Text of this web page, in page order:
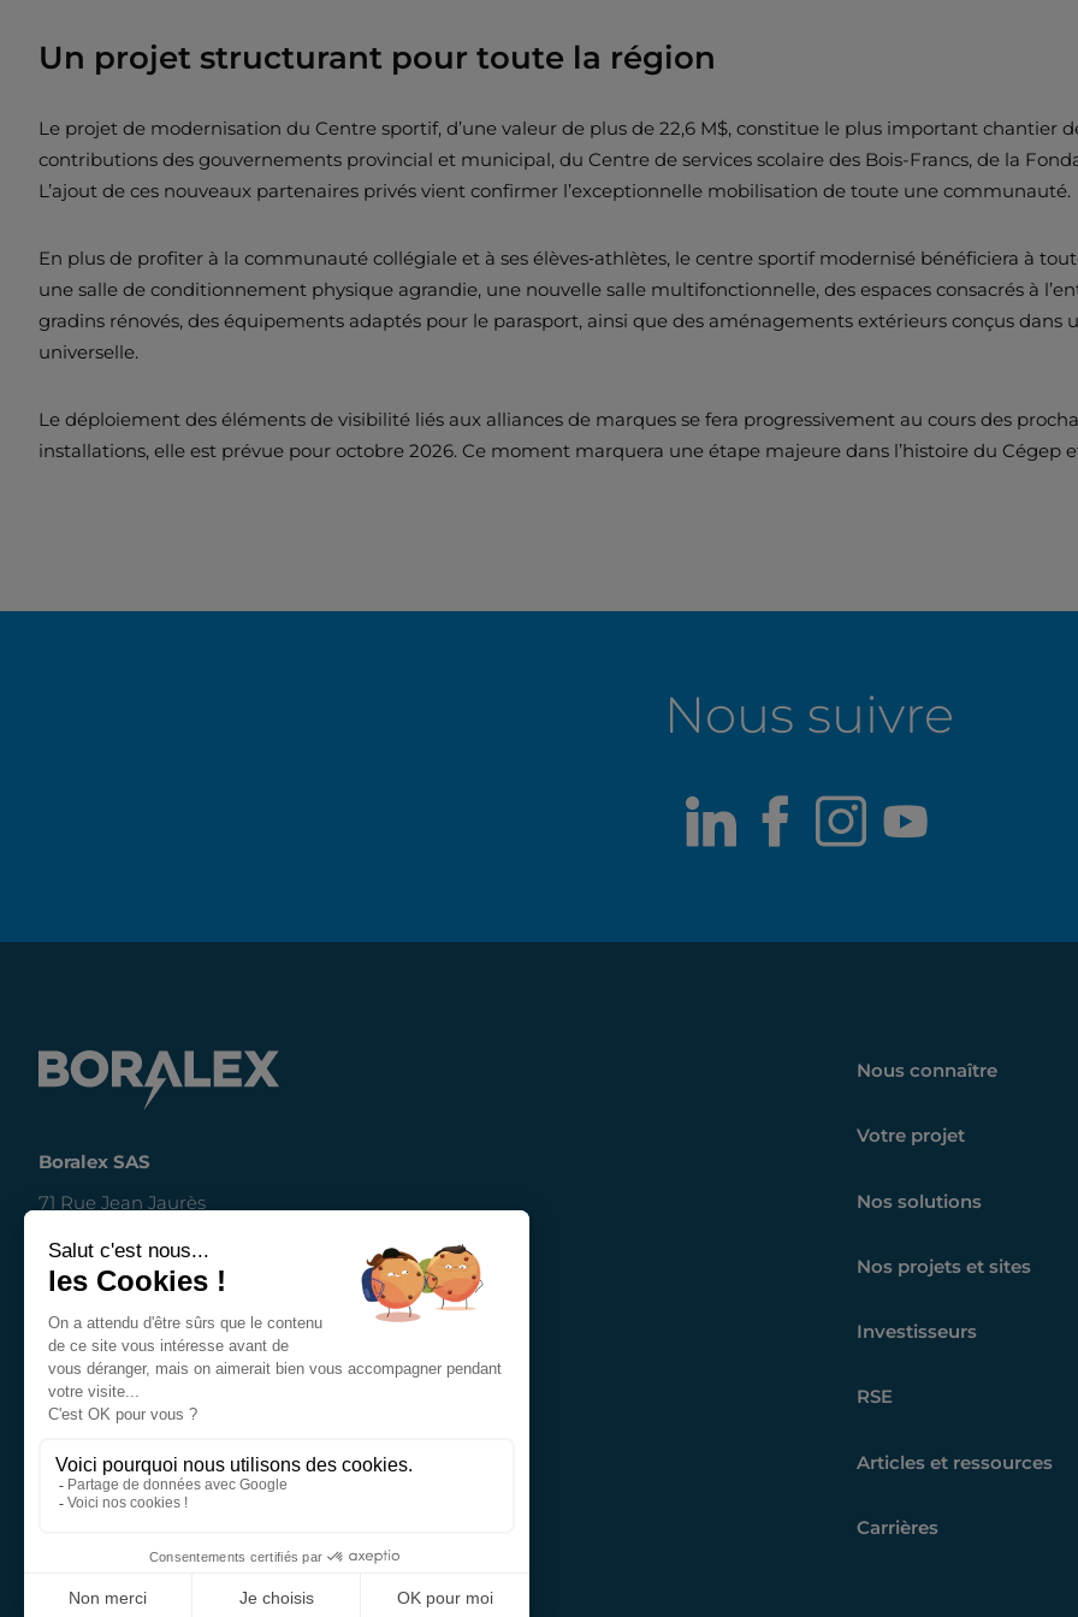
Un projet structurant pour toute la région
Le projet de modernisation du Centre sportif, d’une valeur de plus de 22,6 M$, constitue le plus important chantier
contributions des gouvernements provincial et municipal, du Centre de services scolaire des Bois-Francs, de la
L’ajout de ces nouveaux partenaires privés vient confirmer l’exceptionnelle mobilisation de toute une communauté.
En plus de profiter à la communauté collégiale et à ses élèves‑athlètes, le centre sportif modernisé bénéficiera à
une salle de conditionnement physique agrandie, une nouvelle salle multifonctionnelle, des espaces consacrés à
gradins rénovés, des équipements adaptés pour le parasport, ainsi que des aménagements extérieurs conçus dans
universelle.
Le déploiement des éléments de visibilité liés aux alliances de marques se fera progressivement au cours des
installations, elle est prévue pour octobre 2026. Ce moment marquera une étape majeure dans l’histoire du
Nous suivre
LinkedIn
Facebook
Instagram
Boralex SAS
71 Rue Jean Jaurès
(siège social)
Nous connaître
Votre projet
Nos solutions
Nos projets et sites
Investisseurs
RSE
Articles et ressources
Carrières